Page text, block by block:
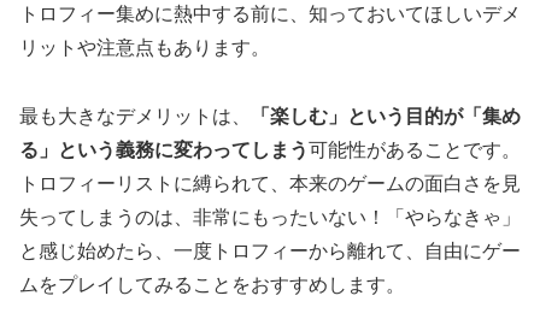
トロフィー集めに熱中する前に、知っておいてほしいデメ
リットや注意点もあります。
最も大きなデメリットは、
「楽しむ」という目的が「集め
る」という義務に変わってしまう可能性があることです。
トロフィーリストに縛られて、本来のゲームの面白さを見
失ってしまうのは、非常にもったいない！「やらなきゃ」
と感じ始めたら、一度トロフィーから離れて、自由にゲー
ムをプレイしてみることをおすすめします。